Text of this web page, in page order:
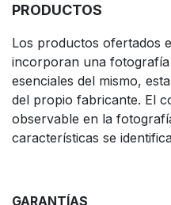
PRODUCTOS
Los productos ofertados
incorporan una
esenciales del mismo,
del propio fabricante. El
observable en la
características se
GARANTÍAS